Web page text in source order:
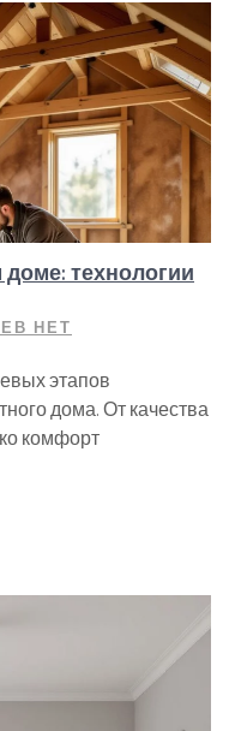
технологии
НЕТ
этапов
дома. От качества
комфорт